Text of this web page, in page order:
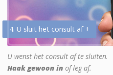
4. U sluit het consult af +
U wenst het consult af te sluiten.
Haak gewoon in of leg af.